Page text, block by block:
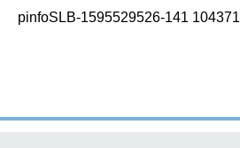
pinfoSLB-1595529526-141 104371